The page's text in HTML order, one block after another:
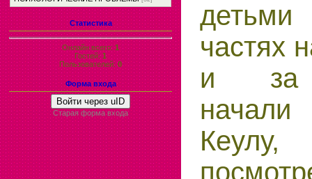
Статистика
Онлайн всего:1
Гостей:1
Пользователей:0
Форма входа
Войти через uID
Старая форма входа
частях
и за
начали